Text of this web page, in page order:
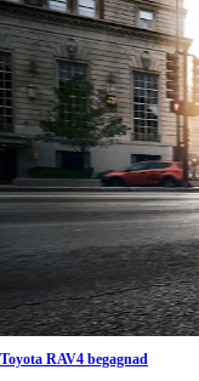
Toyota RAV4 begagnad